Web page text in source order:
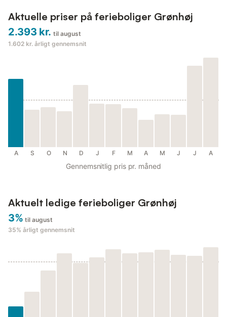
Aktuelle priser på ferieboliger Grønhøj
2.393 kr. til august
1.602 kr. årligt gennemsnit
A S O N D J F M A M J J A
Gennemsnitlig pris pr. måned
Aktuelt ledige ferieboliger Grønhøj
3% til august
35% årligt gennemsnit